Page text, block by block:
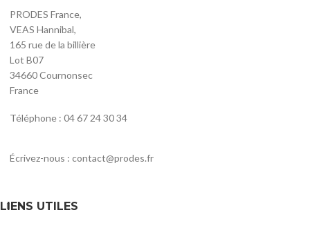
PRODES France,
VEAS Hannibal,
165 rue de la billière
Lot B07
34660 Cournonsec
France
Téléphone : 04 67 24 30 34
Écrivez-nous : contact@prodes.fr
LIENS UTILES